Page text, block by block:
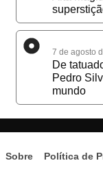
7 de agosto
De
Pedro
mundo
Sobre Política de